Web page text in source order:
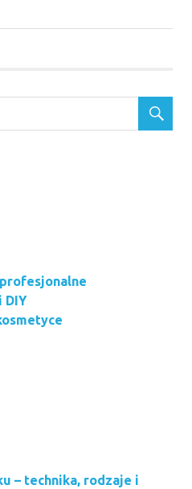
DIY
– technika, rodzaje i